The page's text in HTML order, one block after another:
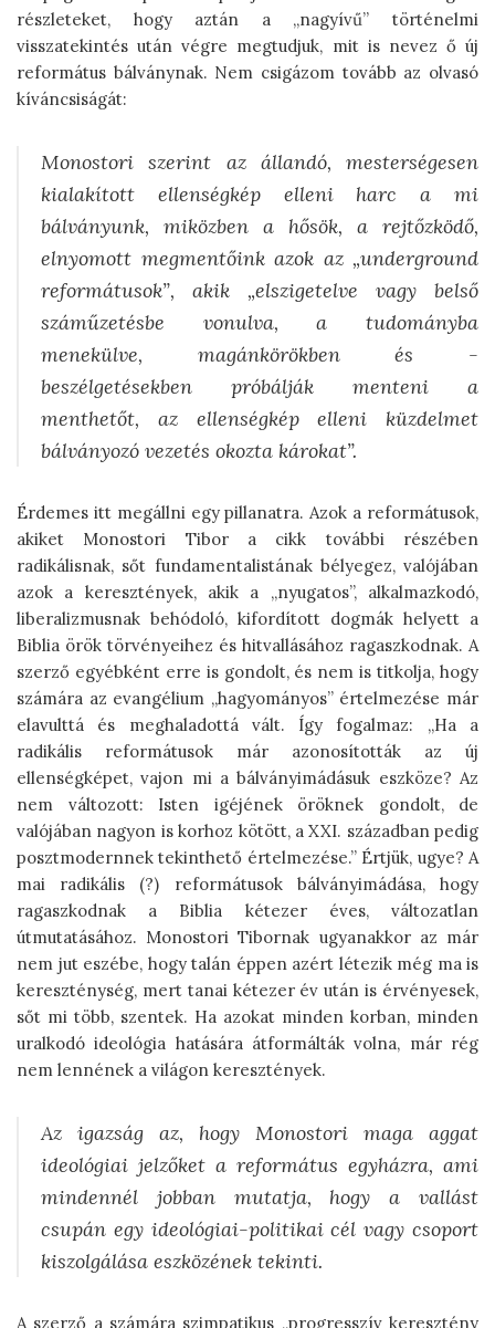
részleteket, hogy aztán a „nagyívű” történelmi
visszatekintés után végre megtudjuk, mit is nevez ő új
református bálványnak. Nem csigázom tovább az olvasó
kíváncsiságát:
Monostori szerint az állandó, mesterségesen
kialakított ellenségkép elleni harc a mi
bálványunk, miközben a hősök, a rejtőzködő,
elnyomott megmentőink azok az „underground
reformátusok”, akik „elszigetelve vagy belső
száműzetésbe vonulva, a tudományba
menekülve, magánkörökben és -
beszélgetésekben próbálják menteni a
menthetőt, az ellenségkép elleni küzdelmet
bálványozó vezetés okozta károkat”.
Érdemes itt megállni egy pillanatra. Azok a reformátusok,
akiket Monostori Tibor a cikk további részében
radikálisnak, sőt fundamentalistának bélyegez, valójában
azok a keresztények, akik a „nyugatos”, alkalmazkodó,
liberalizmusnak behódoló, kifordított dogmák helyett a
Biblia örök törvényeihez és hitvallásához ragaszkodnak. A
szerző egyébként erre is gondolt, és nem is titkolja, hogy
számára az evangélium „hagyományos” értelmezése már
elavulttá és meghaladottá vált. Így fogalmaz: „Ha a
radikális reformátusok már azonosították az új
ellenségképet, vajon mi a bálványimádásuk eszköze? Az
nem változott: Isten igéjének öröknek gondolt, de
valójában nagyon is korhoz kötött, a XXI. században pedig
posztmodernnek tekinthető értelmezése.” Értjük, ugye? A
mai radikális (?) reformátusok bálványimádása, hogy
ragaszkodnak a Biblia kétezer éves, változatlan
útmutatásához. Monostori Tibornak ugyanakkor az már
nem jut eszébe, hogy talán éppen azért létezik még ma is
kereszténység, mert tanai kétezer év után is érvényesek,
sőt mi több, szentek. Ha azokat minden korban, minden
uralkodó ideológia hatására átformálták volna, már rég
nem lennének a világon keresztények.
Az igazság az, hogy Monostori maga aggat
ideológiai jelzőket a református egyházra, ami
mindennél jobban mutatja, hogy a vallást
csupán egy ideológiai-politikai cél vagy csoport
kiszolgálása eszközének tekinti.
A szerző a számára szimpatikus „progresszív keresztény